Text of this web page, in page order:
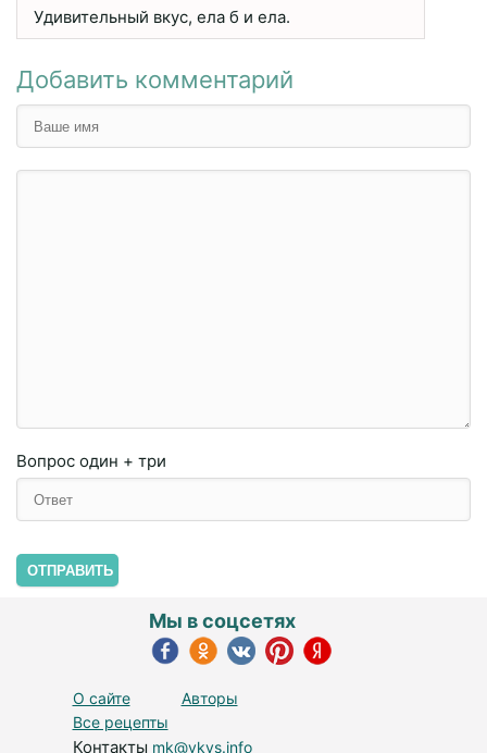
Удивительный вкус, ела б и ела.
Добавить комментарий
Вопрос один + три
ОТПРАВИТЬ
О сайте
Авторы
Все рецепты
Контакты mk@vkys.info
Мы в соцсетях